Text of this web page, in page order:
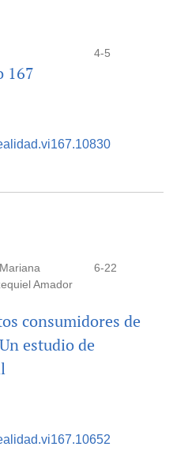
4-5
167
Amador
6-22
consumidores de
estudio de